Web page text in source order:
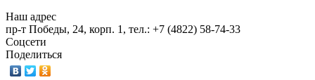
Наш адрес
пр-т Победы, 24, корп. 1, тел.: +7 (4822) 58-74-33
Соцсети
Поделиться